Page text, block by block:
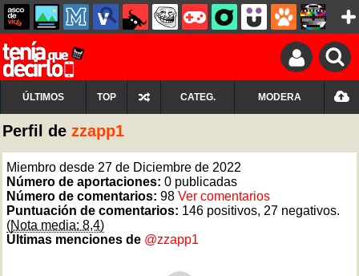
ÚLTIMOS TOP CATEG. MODERA
Perfil de zzapp1
Miembro desde 27 de Diciembre de 2022
Número de aportaciones: 0 publicadas
Número de comentarios: 98 Ver comentarios
Puntuación de comentarios: 146 positivos, 27 negativos.
(Nota media: 8,4)
Últimas menciones de @zzapp1